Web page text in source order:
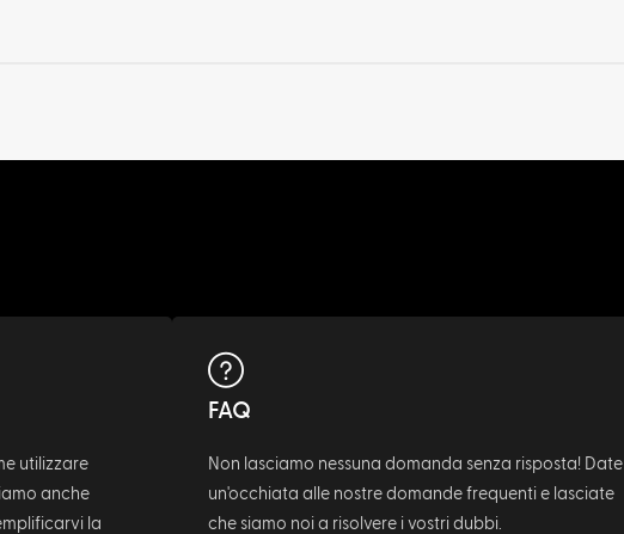
utilizzare
anche
la
FAQ
Non lasciamo nessuna domanda senza risposta! Date
un'occhiata alle nostre domande frequenti e lasciate
che siamo noi a risolvere i vostri dubbi.